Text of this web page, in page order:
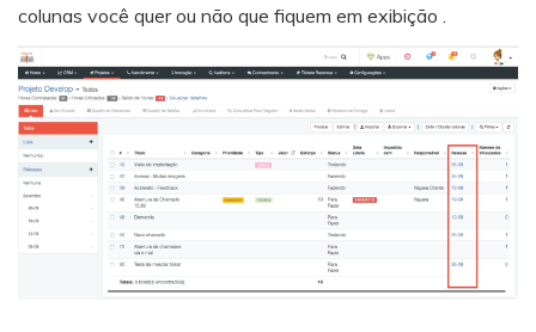
colunas você quer ou não que fiquem em exibição .